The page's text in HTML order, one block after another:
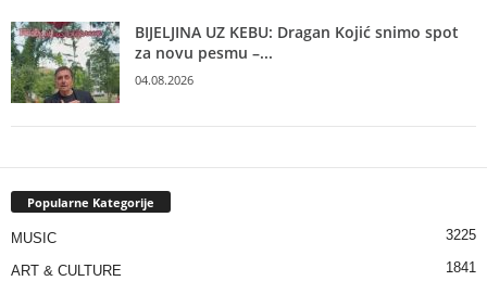
BIJELJINA UZ KEBU: Dragan Kojić snimo spot
za novu pesmu –...
04.08.2026
Popularne Kategorije
MUSIC 3225
ART & CULTURE 1841